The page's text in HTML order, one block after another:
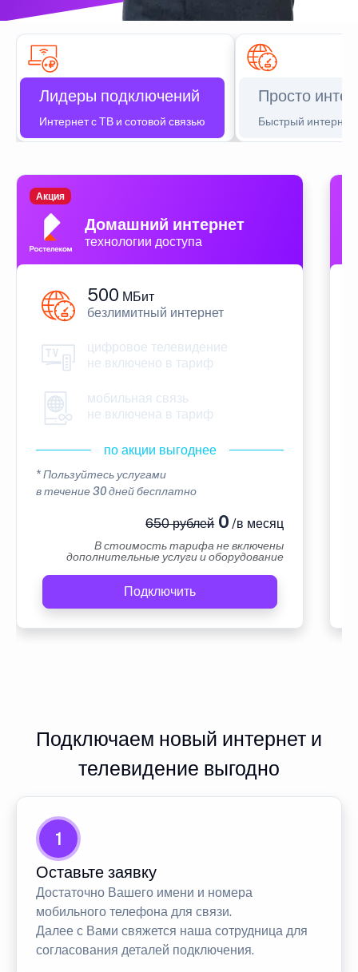
Лидеры подключений
Интернет с ТВ и сотовой связью
Просто
Быстрый интернет
Домашний интернет
технологии доступа
Акция
500 МБит
безлимитный интернет
цифровое телевидение
не включено в тариф
мобильная связь
не включена в тариф
по акции выгоднее
* Пользуйтесь услугами
в течение 30 дней бесплатно
650 рублей0 /в месяц
В стоимость тарифа не включены
дополнительные услуги и оборудование
Подключить
Подключаем новый интернет и
телевидение выгодно
1
Оставьте заявку
Достаточно Вашего имени и номера
мобильного телефона для связи.
Далее с Вами свяжется наша сотрудница для
согласования деталей подключения.